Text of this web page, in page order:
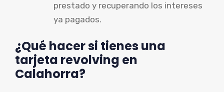
prestado y recuperando los intereses
ya pagados.
¿Qué hacer si tienes una
tarjeta revolving en
Calahorra?